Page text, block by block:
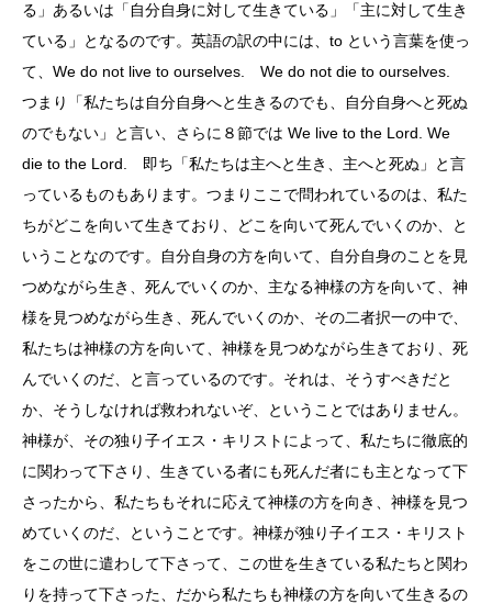
る」あるいは「自分自身に対して生きている」「主に対して生き
ている」となるのです。英語の訳の中には、to という言葉を使っ
て、We do not live to ourselves. We do not die to ourselves.
つまり「私たちは自分自身へと生きるのでも、自分自身へと死ぬ
のでもない」と言い、さらに８節では We live to the Lord. We
die to the Lord. 即ち「私たちは主へと生き、主へと死ぬ」と言
っているものもあります。つまりここで問われているのは、私た
ちがどこを向いて生きており、どこを向いて死んでいくのか、と
いうことなのです。自分自身の方を向いて、自分自身のことを見
つめながら生き、死んでいくのか、主なる神様の方を向いて、神
様を見つめながら生き、死んでいくのか、その二者択一の中で、
私たちは神様の方を向いて、神様を見つめながら生きており、死
んでいくのだ、と言っているのです。それは、そうすべきだと
か、そうしなければ救われないぞ、ということではありません。
神様が、その独り子イエス・キリストによって、私たちに徹底的
に関わって下さり、生きている者にも死んだ者にも主となって下
さったから、私たちもそれに応えて神様の方を向き、神様を見つ
めていくのだ、ということです。神様が独り子イエス・キリスト
をこの世に遣わして下さって、この世を生きている私たちと関わ
りを持って下さった、だから私たちも神様の方を向いて生きるの